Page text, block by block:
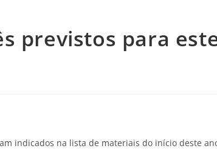
previstos para
indicados na lista de materiais do início deste